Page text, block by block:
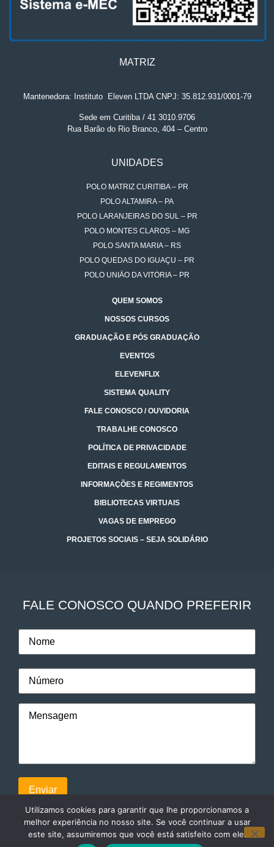
MATRIZ
Mantenedora: Instituto. Eleven LTDA CNPJ: 35.812.931/0001-79
Sede em Curitiba / 41 3010.9706
Rua Barão do Rio Branco, 404 – Centro
UNIDADES
POLO MATRIZ CURITIBA – PR
POLO ALTAMIRA – PA
POLO LARANJEIRAS DO SUL – PR
POLO MONTES CLAROS – MG
POLO SANTA MARIA – RS
POLO QUEDAS DO IGUAÇU – PR
POLO UNIÃO DA VITÓRIA – PR
QUEM SOMOS
NOSSOS CURSOS
GRADUAÇÃO E PÓS GRADUAÇÃO
EVENTOS
ELEVENFLIX
SISTEMA QUALITY
FALE CONOSCO / OUVIDORIA
TRABALHE CONOSCO
POLÍTICA DE PRIVACIDADE
EDITAIS E REGULAMENTOS
INFORMAÇÕES E REGIMENTOS
BIBLIOTECAS VIRTUAIS
VAGAS DE EMPREGO
PROJETOS SOCIAIS – SEJA SOLIDÁRIO
FALE CONOSCO QUANDO PREFERIR
Utilizamos cookies para garantir que lhe proporcionamos a
melhor experiência no nosso site. Se você continuar a usar
este site, assumiremos que você está satisfeito com ele.